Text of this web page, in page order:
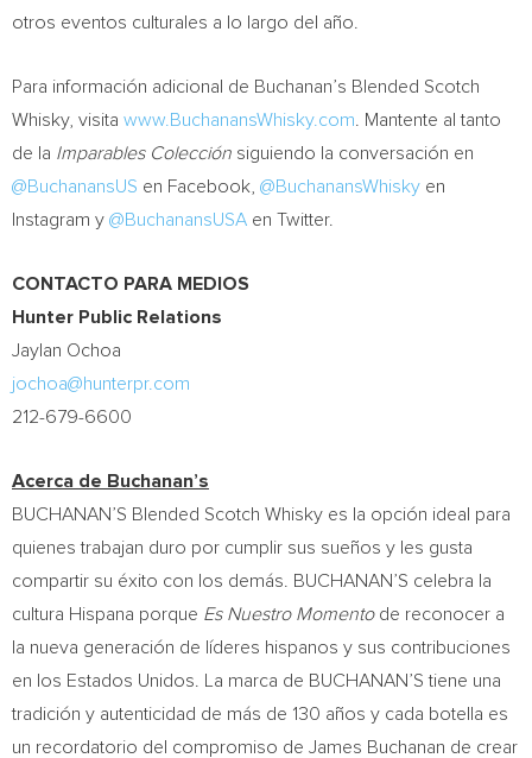
otros eventos culturales a lo largo del año.
Para información adicional de Buchanan’s Blended Scotch
Whisky, visita www.BuchanansWhisky.com . Mantente al tanto
de la Imparables Colección siguiendo la conversación en
@BuchanansUS en Facebook, @BuchanansWhisky en
Instagram y @BuchanansUSA en Twitter.
CONTACTO PARA MEDIOS
Hunter Public Relations
Jaylan Ochoa
jochoa@hunterpr.com
212-679-6600
Acerca de Buchanan’s
BUCHANAN’S Blended Scotch Whisky es la opción ideal para
quienes trabajan duro por cumplir sus sueños y les gusta
compartir su éxito con los demás. BUCHANAN’S celebra la
cultura Hispana porque Es Nuestro Momentode reconocer a
la nueva generación de líderes hispanos y sus contribuciones
en los Estados Unidos. La marca de BUCHANAN’S tiene una
tradición y autenticidad de más de 130 años y cada botella es
un recordatorio del compromiso de James Buchanan de crear